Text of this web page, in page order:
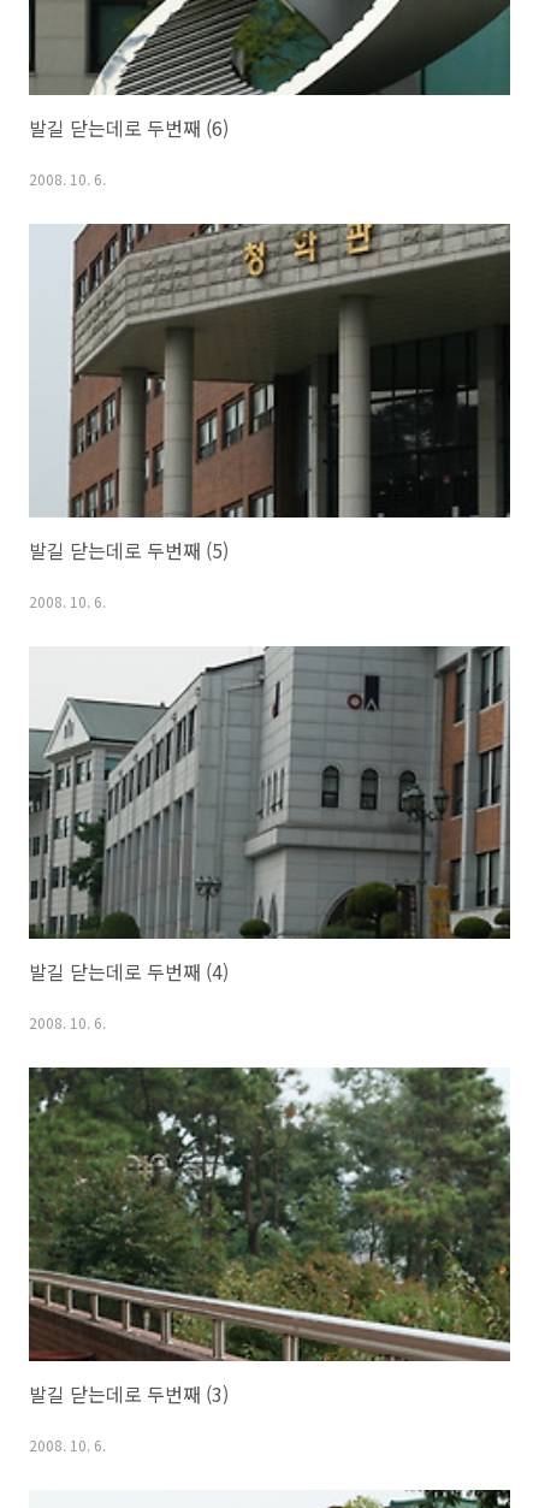
발길 닫는데로 두번째 (6)
2008. 10. 6.
발길 닫는데로 두번째 (5)
2008. 10. 6.
발길 닫는데로 두번째 (4)
2008. 10. 6.
발길 닫는데로 두번째 (3)
2008. 10. 6.